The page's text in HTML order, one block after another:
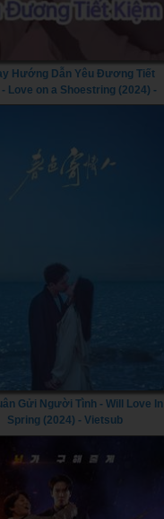
Hướng Dẫn Yêu Đương Tiết
Love on a Shoestring (2024) -
Vietsub
Gửi Người Tình - Will Love In
Spring (2024) - Vietsub